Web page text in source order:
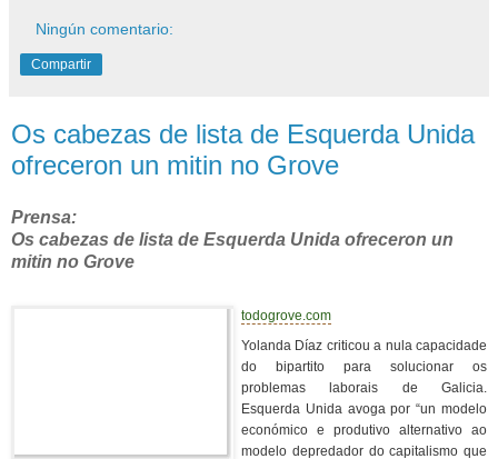
Ningún comentario:
Compartir
Os cabezas de lista de Esquerda Unida
ofreceron un mitin no Grove
Prensa:
Os cabezas de lista de Esquerda Unida ofreceron un
mitin no Grove
todogrove.com
Yolanda Díaz criticou a nula capacidade
do bipartito para solucionar os
problemas laborais de Galicia.
Esquerda Unida avoga por “un modelo
económico e produtivo alternativo ao
modelo depredador do capitalismo que